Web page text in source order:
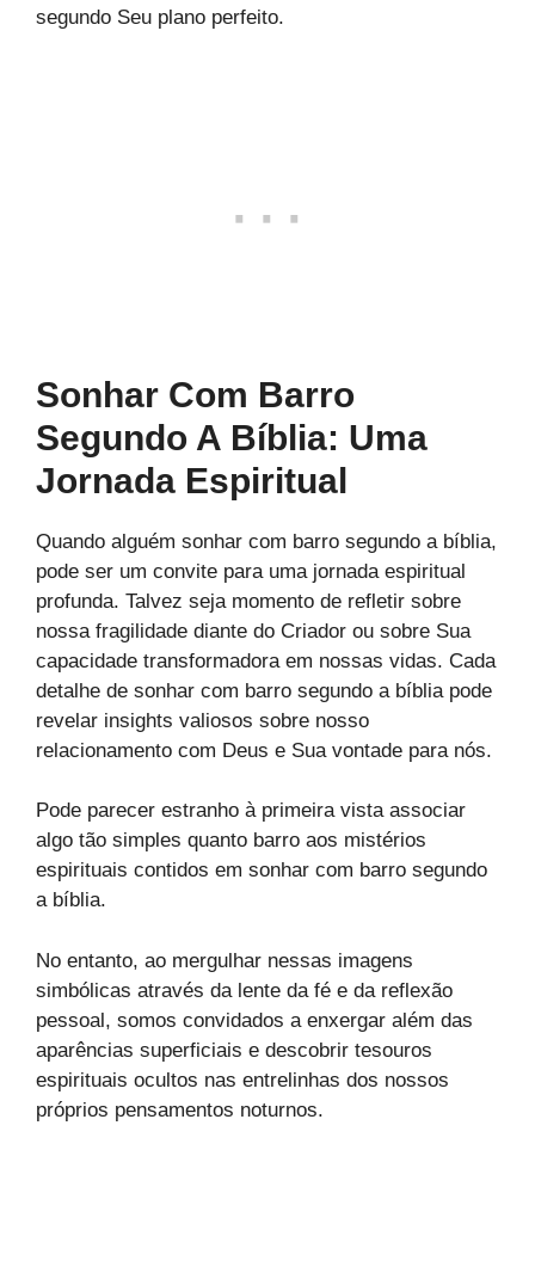
segundo Seu plano perfeito.
Sonhar Com Barro
Segundo A Bíblia: Uma
Jornada Espiritual
Quando alguém sonhar com barro segundo a bíblia,
pode ser um convite para uma jornada espiritual
profunda. Talvez seja momento de refletir sobre
nossa fragilidade diante do Criador ou sobre Sua
capacidade transformadora em nossas vidas. Cada
detalhe de sonhar com barro segundo a bíblia pode
revelar insights valiosos sobre nosso
relacionamento com Deus e Sua vontade para nós.
Pode parecer estranho à primeira vista associar
algo tão simples quanto barro aos mistérios
espirituais contidos em sonhar com barro segundo
a bíblia.
No entanto, ao mergulhar nessas imagens
simbólicas através da lente da fé e da reflexão
pessoal, somos convidados a enxergar além das
aparências superficiais e descobrir tesouros
espirituais ocultos nas entrelinhas dos nossos
próprios pensamentos noturnos.